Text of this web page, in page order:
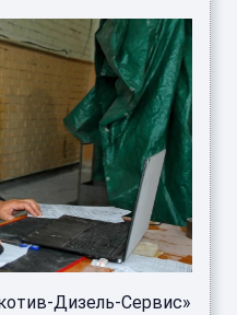
Дизель-Сервис»